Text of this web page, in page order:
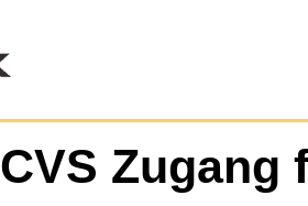
CVS Zugang